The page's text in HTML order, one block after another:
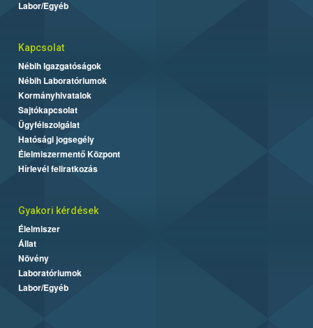
Labor/Egyéb
Kapcsolat
Nébih Igazgatóságok
Nébih Laboratóriumok
Kormányhivatalok
Sajtókapcsolat
Ügyfélszolgálat
Hatósági jogsegély
Élelmiszermentő Központ
Hírlevél feliratkozás
Gyakori kérdések
Élelmiszer
Állat
Növény
Laboratóriumok
Labor/Egyéb